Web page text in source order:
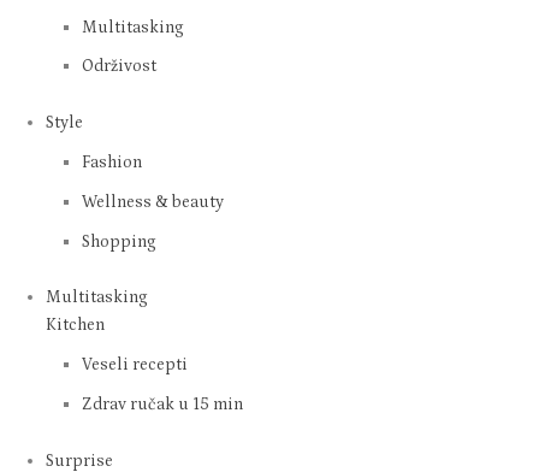
Multitasking
Održivost
Style
Fashion
Wellness & beauty
Shopping
Multitasking
Kitchen
Veseli recepti
Zdrav ručak u 15 min
Surprise